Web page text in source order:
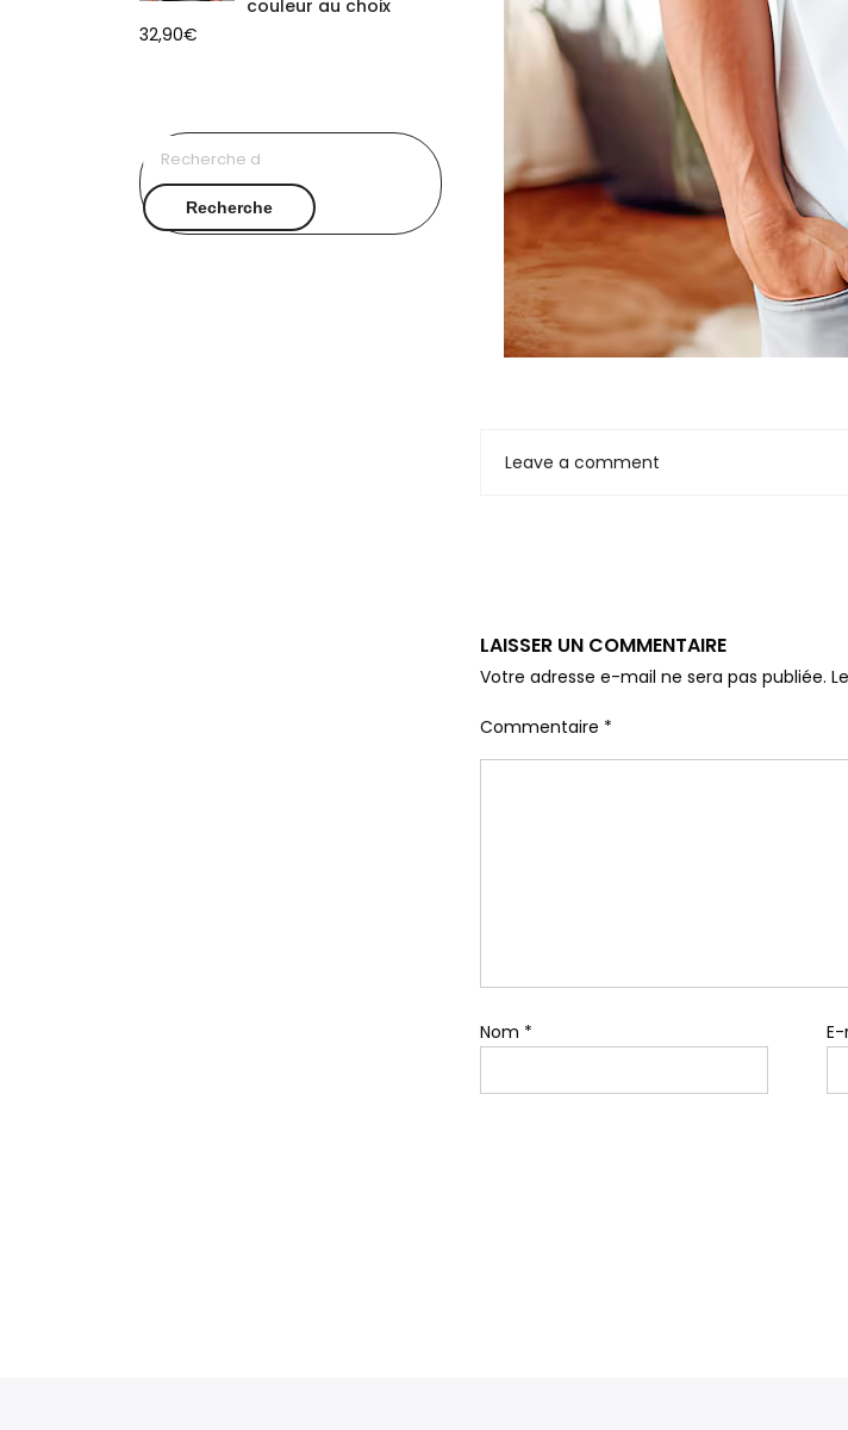
Leave a comment
LAISSER UN COMMENTAIRE
Votre adresse e-mail ne sera pas publiée.
Commentaire *
Nom *
couleur au choix
32,90€
pour :
Recherche